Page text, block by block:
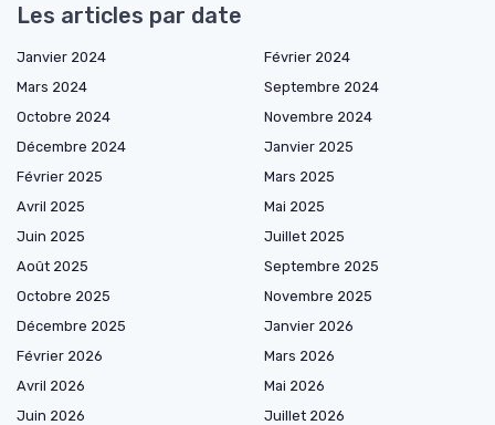
Les articles par date
Janvier 2024
Février 2024
Mars 2024
Septembre 2024
Octobre 2024
Novembre 2024
Décembre 2024
Janvier 2025
Février 2025
Mars 2025
Avril 2025
Mai 2025
Juin 2025
Juillet 2025
Août 2025
Septembre 2025
Octobre 2025
Novembre 2025
Décembre 2025
Janvier 2026
Février 2026
Mars 2026
Avril 2026
Mai 2026
Juin 2026
Juillet 2026